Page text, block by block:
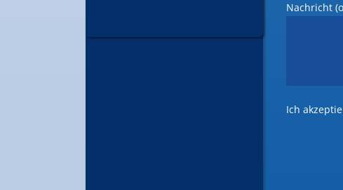
Nachricht
Ich